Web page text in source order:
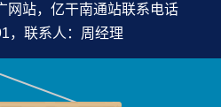
网站，亿干南通站联系电话
，联系人：周经理